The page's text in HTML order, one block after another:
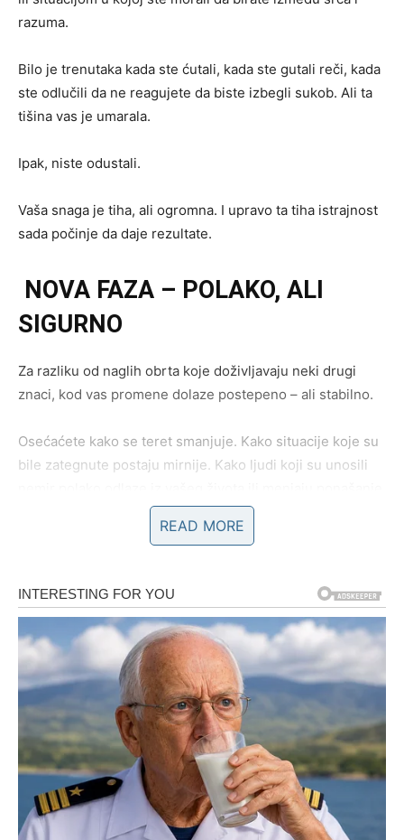
razuma.
Bilo je trenutaka kada ste ćutali, kada ste gutali reči, kada
ste odlučili da ne reagujete da biste izbegli sukob. Ali ta
tišina vas je umarala.
Ipak, niste odustali.
Vaša snaga je tiha, ali ogromna. I upravo ta tiha istrajnost
sada počinje da daje rezultate.
NOVA FAZA – POLAKO, ALI
SIGURNO
Za razliku od naglih obrta koje doživljavaju neki drugi
znaci, kod vas promene dolaze postepeno – ali stabilno.
Osećaćete kako se teret smanjuje. Kako situacije koje su
bile zategnute postaju mirnije. Kako ljudi koji su unosili
Ovo je period u kome ponovo vraćate osećaj kontrole.
LJUBAV – VIŠE NE PRISTAJETE
NA POLA
Ako ste prošli kroz emotivno razočaranje, sada dolazi
period u kome više nećete pristajati na nesigurnost.
Bik voli duboko, iskreno i dugoročno. Vi ne tražite
avanturu – vi tražite stabilnost i sigurnost.
READ MORE